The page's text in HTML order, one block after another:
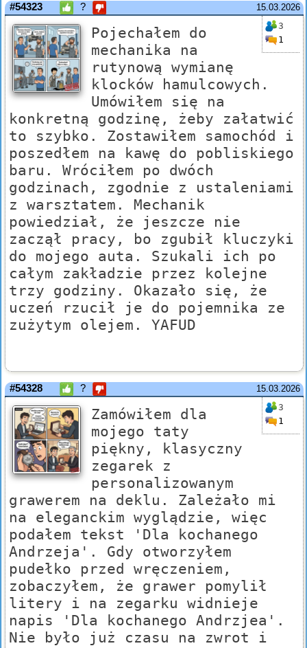
15.03.2026
#54323 ?
3
1
Pojechałem do
mechanika na
rutynową wymianę
klocków hamulcowych.
Umówiłem się na
konkretną godzinę, żeby załatwić
to szybko. Zostawiłem samochód i
poszedłem na kawę do pobliskiego
baru. Wróciłem po dwóch
godzinach, zgodnie z ustaleniami
z warsztatem. Mechanik
powiedział, że jeszcze nie
zaczął pracy, bo zgubił kluczyki
do mojego auta. Szukali ich po
całym zakładzie przez kolejne
trzy godziny. Okazało się, że
uczeń rzucił je do pojemnika ze
zużytym olejem. YAFUD
15.03.2026
#54328 ?
3
1
Zamówiłem dla
mojego taty
piękny, klasyczny
zegarek z
personalizowanym
grawerem na deklu. Zależało mi
na eleganckim wyglądzie, więc
podałem tekst 'Dla kochanego
Andrzeja'. Gdy otworzyłem
pudełko przed wręczeniem,
zobaczyłem, że grawer pomylił
litery i na zegarku widnieje
napis 'Dla kochanego Andrzjea'.
Nie było już czasu na zwrot i